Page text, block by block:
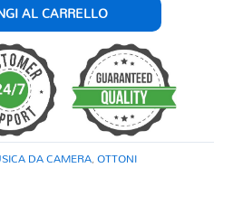
AL CARRELLO
DA CAMERA,OTTONI